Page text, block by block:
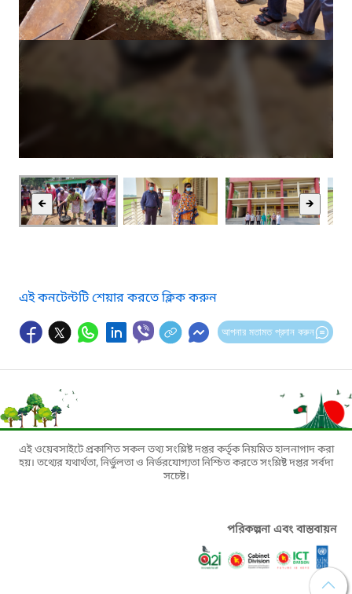
🡸 🡺
এই কনটেন্টটি শেয়ার করতে ক্লিক করুন
আপনার মতামত প্রদান করুন
এই ওয়েবসাইটে প্রকাশিত সকল তথ্য সংশ্লিষ্ট দপ্তর কর্তৃক নিয়মিত হালনাগাদ করা
হয়। তথ্যের যথার্থতা, নির্ভুলতা ও নির্ভরযোগ্যতা নিশ্চিত করতে সংশ্লিষ্ট দপ্তর সর্বদা
সচেষ্ট।
পরিকল্পনা এবং বাস্তবায়ন